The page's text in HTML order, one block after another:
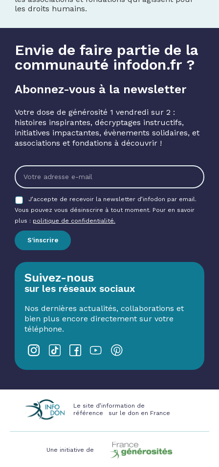
les droits humains.
Envie de faire partie de la
communauté infodon.fr ?
Abonnez-vous à la newsletter
Votre dose de générosité 1 vendredi sur 2 :
histoires inspirantes, décryptages instructifs,
initiatives impactantes, évènements solidaires, et
associations et fondations à découvrir !
J’accepte de recevoir la newsletter d’infodon par email.
Vous pouvez vous désinscrire à tout moment. Pour en savoir
plus : politique de confidentialité.
S’inscrire
Suivez-nous
sur les réseaux sociaux
Nos dernières actualités, collaborations et
bien plus encore directement sur votre
téléphone.
Le site d’information de
référence sur le don en France
Une initiative de